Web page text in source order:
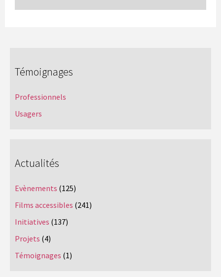
Témoignages
Professionnels
Usagers
Actualités
Evènements (125)
Films accessibles (241)
Initiatives (137)
Projets (4)
Témoignages (1)